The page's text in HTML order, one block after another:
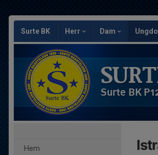
Surte BK Herr Dam
Surte BK
Hem